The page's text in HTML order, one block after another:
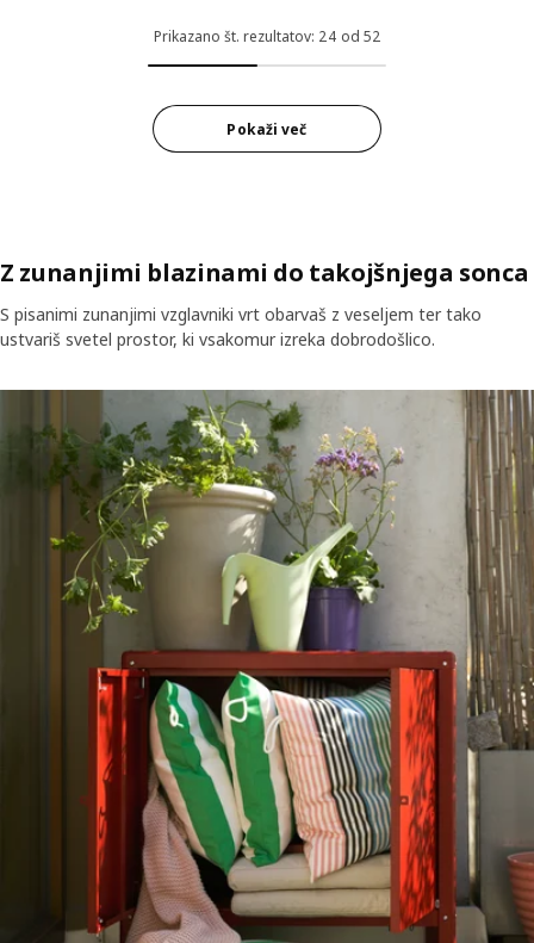
Prikazano št. rezultatov: 24 od 52
Pokaži več
Z zunanjimi blazinami do takojšnjega sonca
S pisanimi zunanjimi vzglavniki vrt obarvaš z veseljem ter tako
ustvariš svetel prostor, ki vsakomur izreka dobrodošlico.